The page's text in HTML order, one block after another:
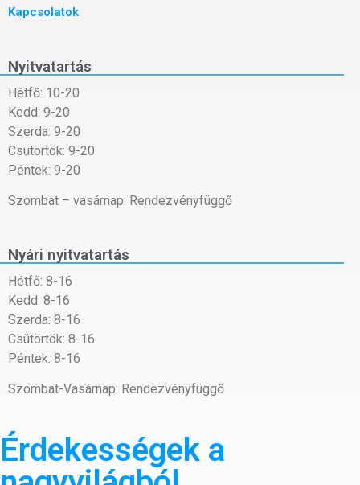
Kapcsolatok
Nyitvatartás
Hétfő: 10-20
Kedd: 9-20
Szerda: 9-20
Csütörtök: 9-20
Péntek: 9-20
Szombat – vasárnap: Rendezvényfüggő
Nyári nyitvatartás
Hétfő: 8-16
Kedd: 8-16
Szerda: 8-16
Csütörtök: 8-16
Péntek: 8-16
Szombat-Vasárnap: Rendezvényfüggő
Érdekességek a